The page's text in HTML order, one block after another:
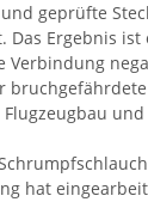
geprüfte
Das Ergebnis
Verbindung
hat